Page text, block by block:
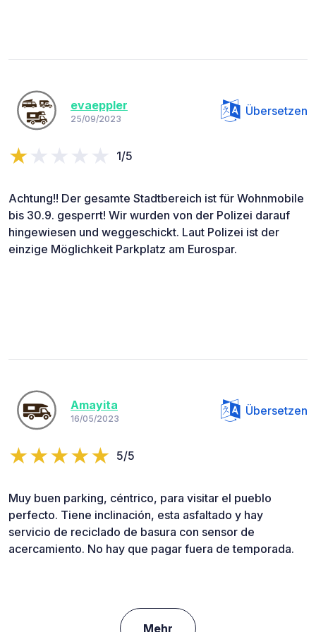
evaeppler
25/09/2023
Übersetzen
1/5
Achtung!! Der gesamte Stadtbereich ist für Wohnmobile
bis 30.9. gesperrt! Wir wurden von der Polizei darauf
hingewiesen und weggeschickt. Laut Polizei ist der
einzige Möglichkeit Parkplatz am Eurospar.
Amayita
16/05/2023
Übersetzen
5/5
Muy buen parking, céntrico, para visitar el pueblo
perfecto. Tiene inclinación, esta asfaltado y hay
servicio de reciclado de basura con sensor de
acercamiento. No hay que pagar fuera de temporada.
Mehr